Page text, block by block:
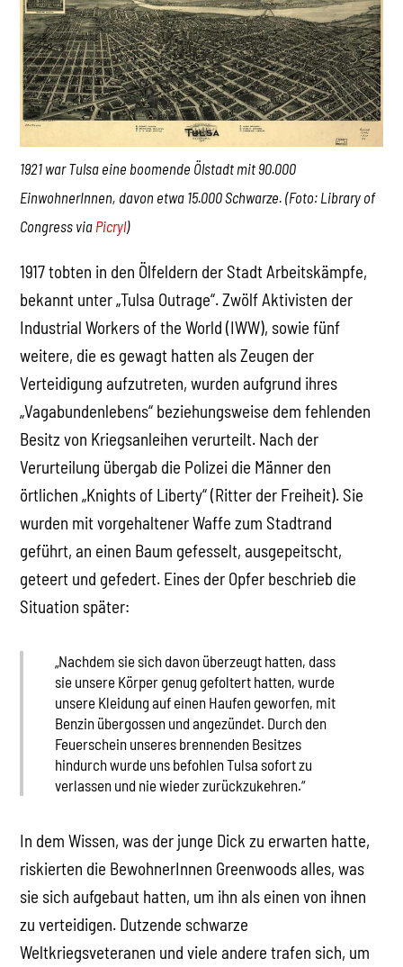
1921 war Tulsa eine boomende Ölstadt mit 90.000
EinwohnerInnen, davon etwa 15.000 Schwarze. (Foto: Library of
Congress via Picryl)
1917 tobten in den Ölfeldern der Stadt Arbeitskämpfe,
bekannt unter „Tulsa Outrage“. Zwölf Aktivisten der
Industrial Workers of the World (IWW), sowie fünf
weitere, die es gewagt hatten als Zeugen der
Verteidigung aufzutreten, wurden aufgrund ihres
„Vagabundenlebens“ beziehungsweise dem fehlenden
Besitz von Kriegsanleihen verurteilt. Nach der
Verurteilung übergab die Polizei die Männer den
örtlichen „Knights of Liberty“ (Ritter der Freiheit). Sie
wurden mit vorgehaltener Waffe zum Stadtrand
geführt, an einen Baum gefesselt, ausgepeitscht,
geteert und gefedert. Eines der Opfer beschrieb die
Situation später:
„Nachdem sie sich davon überzeugt hatten, dass
sie unsere Körper genug gefoltert hatten, wurde
unsere Kleidung auf einen Haufen geworfen, mit
Benzin übergossen und angezündet. Durch den
Feuerschein unseres brennenden Besitzes
hindurch wurde uns befohlen Tulsa sofort zu
verlassen und nie wieder zurückzukehren.“
In dem Wissen, was der junge Dick zu erwarten hatte,
riskierten die BewohnerInnen Greenwoods alles, was
sie sich aufgebaut hatten, um ihn als einen von ihnen
zu verteidigen. Dutzende schwarze
Weltkriegsveteranen und viele andere trafen sich, um